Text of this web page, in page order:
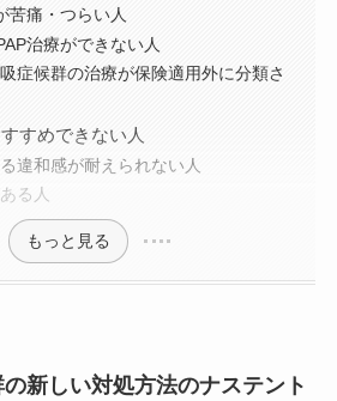
苦痛・つらい人
治療ができない人
症候群の治療が保険適用外に分類さ
すめできない人
違和感が耐えられない人
る人
もっと見る
新しい対処方法のナステント